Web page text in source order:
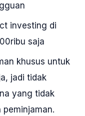
investing di
saja
khusus untuk
jadi tidak
yang tidak